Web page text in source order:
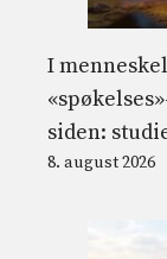
I
siden:
8. august 2026